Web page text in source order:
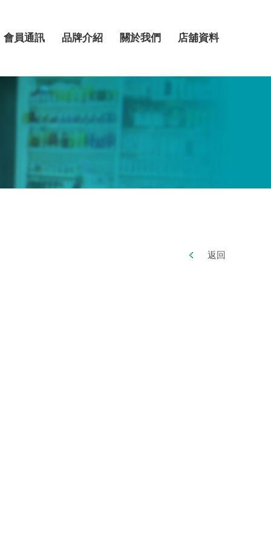
會員通訊 品牌介紹 關於我們 店舖資料
返回